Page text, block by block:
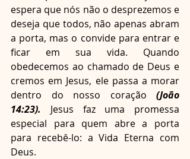
espera que nós não o desprezemos e
deseja que todos, não apenas abram
a porta, mas o convide para entrar e
ficar em sua vida. Quando
obedecemos ao chamado de Deus e
cremos em Jesus, ele passa a morar
dentro do nosso coração (João
14:23). Jesus faz uma promessa
especial para quem abre a porta
para recebê-lo: a Vida Eterna com
Deus.